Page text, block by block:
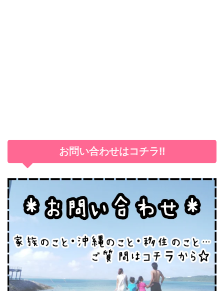
お問い合わせはコチラ!!